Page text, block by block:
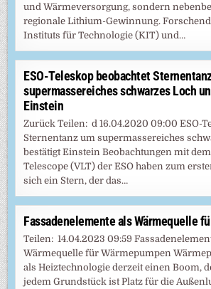
und Wärmeversorgung, sondern
regionale Lithium-Gewinnung.
Instituts für Technologie (KIT) und…
ESO-Teleskop beobachtet
supermassereiches schwarzes Loch
Einstein
Zurück Teilen: d 16.04.2020 09:00 ESO-
Sternentanz um supermassereiches
bestätigt Einstein Beobachtungen mit
Telescope (VLT) der ESO haben zum
sich ein Stern, der das…
Fassadenelemente als Wärmequelle
Teilen: 14.04.2023 09:59
Wärmequelle für Wärmepumpen
als Heiztechnologie derzeit einen Boom,
jedem Grundstück ist Platz für die